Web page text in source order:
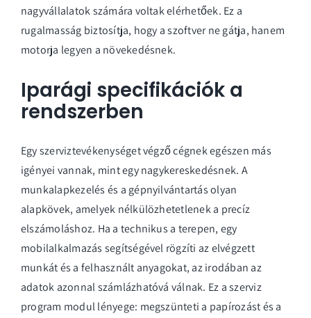
nagyvállalatok számára voltak elérhetőek. Ez a
rugalmasság biztosítja, hogy a szoftver ne gátja, hanem
motorja legyen a növekedésnek.
Iparági specifikációk a
rendszerben
Egy szerviztevékenységet végző cégnek egészen más
igényei vannak, mint egy nagykereskedésnek. A
munkalapkezelés és a gépnyilvántartás olyan
alapkövek, amelyek nélkülözhetetlenek a precíz
elszámoláshoz. Ha a technikus a terepen, egy
mobilalkalmazás segítségével rögzíti az elvégzett
munkát és a felhasznált anyagokat, az irodában az
adatok azonnal számlázhatóvá válnak. Ez aszerviz
program modul lényege: megszünteti a papírozást és a